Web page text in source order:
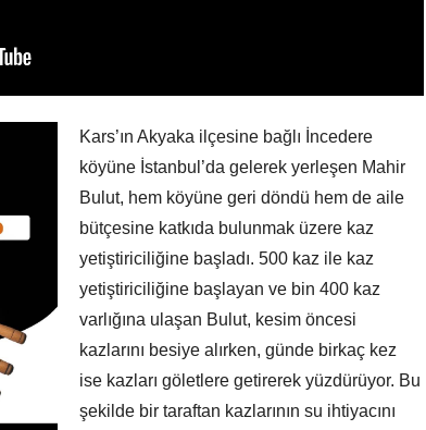
Kars’ın Akyaka ilçesine bağlı İncedere
köyüne İstanbul’da gelerek yerleşen Mahir
Bulut, hem köyüne geri döndü hem de aile
bütçesine katkıda bulunmak üzere kaz
yetiştiriciliğine başladı. 500 kaz ile kaz
yetiştiriciliğine başlayan ve bin 400 kaz
varlığına ulaşan Bulut, kesim öncesi
kazlarını besiye alırken, günde birkaç kez
ise kazları göletlere getirerek yüzdürüyor. Bu
şekilde bir taraftan kazlarının su ihtiyacını